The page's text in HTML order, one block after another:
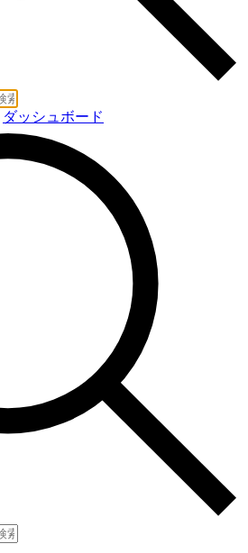
ダッシュボード